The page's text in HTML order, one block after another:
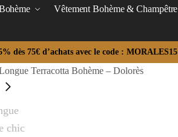
Vêtement Bohème & Champêtre
dès 75€ d’achats avec le code : MORALES15
Terracotta Bohème – Dolorès